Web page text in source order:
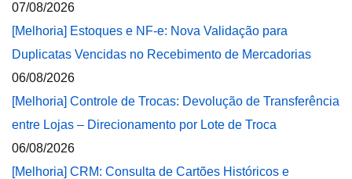
07/08/2026
[Melhoria] Estoques e NF-e: Nova Validação para
Duplicatas Vencidas no Recebimento de Mercadorias
06/08/2026
[Melhoria] Controle de Trocas: Devolução de Transferência
entre Lojas – Direcionamento por Lote de Troca
06/08/2026
[Melhoria] CRM: Consulta de Cartões Históricos e